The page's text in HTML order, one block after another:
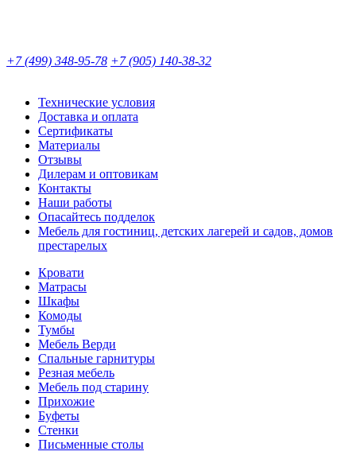
+7 (499) 348-95-78 +7 (905) 140-38-32
Технические условия
Доставка и оплата
Сертификаты
Материалы
Отзывы
Дилерам и оптовикам
Контакты
Наши работы
Опасайтесь подделок
Мебель для гостиниц, детских лагерей и садов, домов
престарелых
Кровати
Матрасы
Шкафы
Комоды
Тумбы
Мебель Верди
Спальные гарнитуры
Резная мебель
Мебель под старину
Прихожие
Буфеты
Стенки
Письменные столы